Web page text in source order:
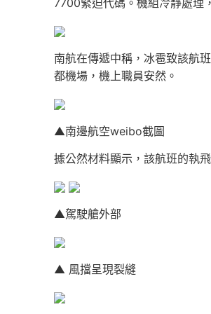
7700緊迫代碼。機組冷靜處理
南航在傳遞中稱，冰雹致該航
都機場，機上職員安然。
▲南邊航空weibo截圖
據公然材料顯示，該航班的執
▲駕駛艙外部
▲ 風擋呈現裂縫